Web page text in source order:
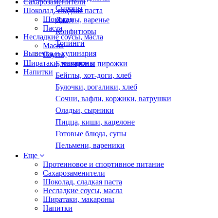
Сахарозаменители
Шоколад, сладкая паста
Шоколад
Паста
Несладкие соусы, масла
Масла
Соусы
Ширатаки, макароны
Напитки
Сиропы
Джемы, варенье
Конфитюры
Топинги
Выпечка и кулинария
Блинчики и пирожки
Бейглы, хот-доги, хлеб
Булочки, рогалики, хлеб
Сочни, вафли, коржики, ватрушки
Оладьи, сырники
Пицца, киши, кацелоне
Готовые блюда, супы
Пельмени, вареники
Еще
Протеиновое и спортивное питание
Сахарозаменители
Шоколад, сладкая паста
Несладкие соусы, масла
Ширатаки, макароны
Напитки